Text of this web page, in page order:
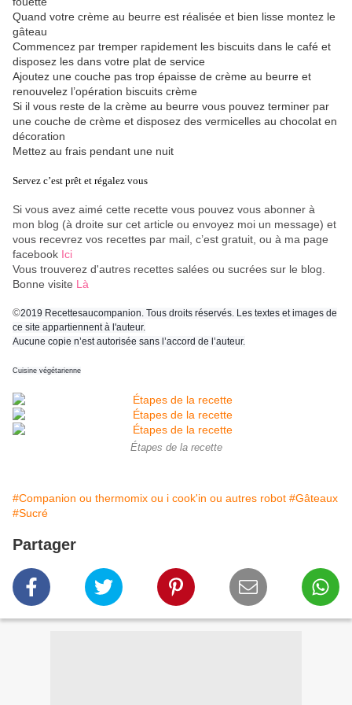
Quand votre crème au beurre est réalisée et bien lisse montez le
gâteau
Commencez par tremper rapidement les biscuits dans le café et
disposez les dans votre plat de service
Ajoutez une couche pas trop épaisse de crème au beurre et
renouvelez l’opération biscuits crème
Si il vous reste de la crème au beurre vous pouvez terminer par
une couche de crème et disposez des vermicelles au chocolat en
décoration
Mettez au frais pendant une nuit
Servez c’est prêt et régalez vous
Si vous avez aimé cette recette vous pouvez vous abonner à
mon blog (à droite sur cet article ou envoyez moi un message) et
vous recevrez vos recettes par mail, c’est gratuit , ou à ma page
facebook Ici
Vous trouverez d'autres recettes salées ou sucrées sur le blog.
Bonne visite Là
©2019 Recettesaucompanion. Tous droits réservés. Les textes et images de
ce site appartiennent à l'auteur.
Aucune copie n’est autorisée sans l’accord de l’auteur.
Cuisine végétarienne
Étapes de la recette
#Companion ou thermomix ou i cook'in ou autres robot #Gâteaux
#Sucré
Partager